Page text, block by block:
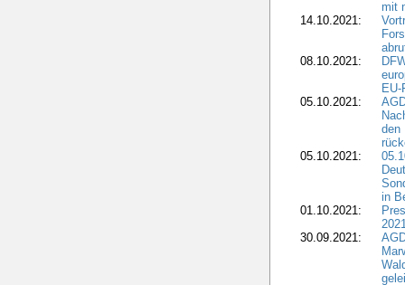
mit
14.10.2021:
08.10.2021:
05.10.2021:
den
05.10.2021:
in
01.10.2021:
30.09.2021: